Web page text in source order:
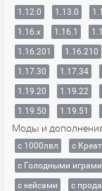
1.12.0
1.13.0
1.16.x
1.16.1
1.16.201
1.16.210
1.17.30
1.17.34
1.19.20
1.19.22
1.19.50
1.19.51
Моды и
с 1000лвл c
с Голодными играми
с кейсами
с